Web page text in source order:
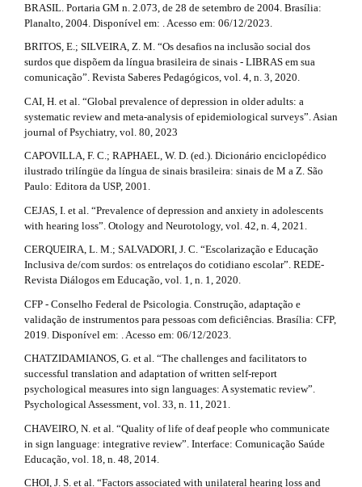
BRASIL. Portaria GM n. 2.073, de 28 de setembro de 2004. Brasília:
Planalto, 2004. Disponível em: . Acesso em: 06/12/2023.
BRITOS, E.; SILVEIRA, Z. M. “Os desafios na inclusão social dos
surdos que dispõem da língua brasileira de sinais - LIBRAS em sua
comunicação”. Revista Saberes Pedagógicos, vol. 4, n. 3, 2020.
CAI, H. et al. “Global prevalence of depression in older adults: a
systematic review and meta-analysis of epidemiological surveys”. Asian
journal of Psychiatry, vol. 80, 2023
CAPOVILLA, F. C.; RAPHAEL, W. D. (ed.). Dicionário enciclopédico
ilustrado trilíngüe da língua de sinais brasileira: sinais de M a Z. São
Paulo: Editora da USP, 2001.
CEJAS, I. et al. “Prevalence of depression and anxiety in adolescents
with hearing loss”. Otology and Neurotology, vol. 42, n. 4, 2021.
CERQUEIRA, L. M.; SALVADORI, J. C. “Escolarização e Educação
Inclusiva de/com surdos: os entrelaços do cotidiano escolar”. REDE-
Revista Diálogos em Educação, vol. 1, n. 1, 2020.
CFP - Conselho Federal de Psicologia. Construção, adaptação e
validação de instrumentos para pessoas com deficiências. Brasília: CFP,
2019. Disponível em: . Acesso em: 06/12/2023.
CHATZIDAMIANOS, G. et al. “The challenges and facilitators to
successful translation and adaptation of written self-report
psychological measures into sign languages: A systematic review”.
Psychological Assessment, vol. 33, n. 11, 2021.
CHAVEIRO, N. et al. “Quality of life of deaf people who communicate
in sign language: integrative review”. Interface: Comunicação Saúde
Educação, vol. 18, n. 48, 2014.
CHOI, J. S. et al. “Factors associated with unilateral hearing loss and